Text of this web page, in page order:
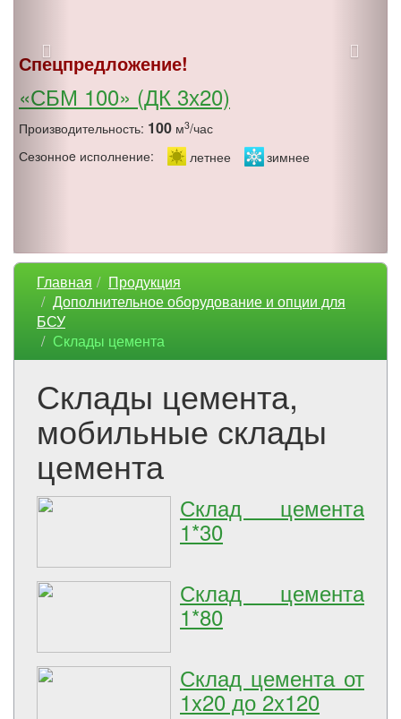
Спецпредложение!
«СБМ 100» (ДК 3х20)
Производительность: 100 м3/час
Сезонноe исполнение:
летнее зимнее
Главная
Продукция
Дополнительное оборудование и опции для
БСУ
Склады цемента
Склады цемента,
мобильные склады
цемента
Склад цемента
1*30
Склад цемента
1*80
Склад цемента от
1x20 до 2x120